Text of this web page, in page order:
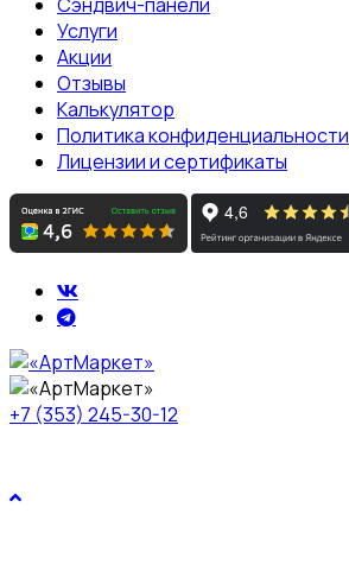
Услуги
Акции
Отзывы
Калькулятор
Политика конфиденциальности
Лицензии и сертификаты
+7 (353) 245-30-12